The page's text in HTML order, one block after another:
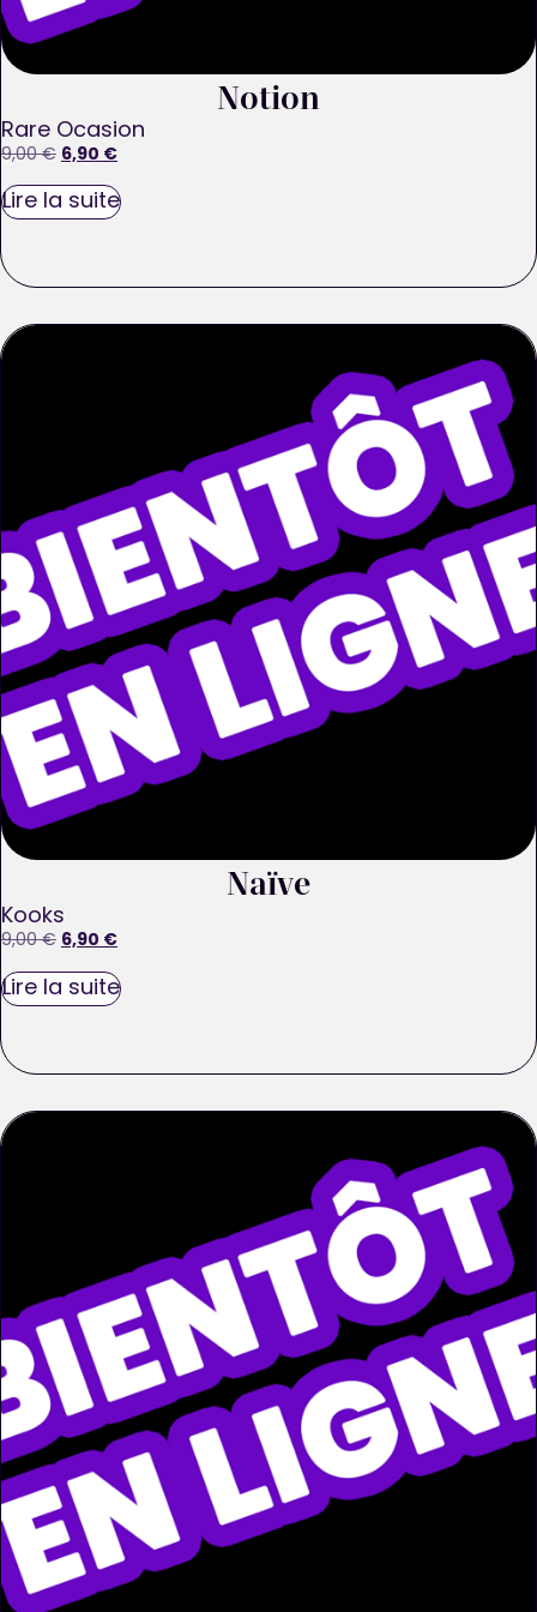
Notion
Rare Ocasion
9,00€6,90€
Lire la suite
Naïve
Kooks
9,00€6,90€
Lire la suite